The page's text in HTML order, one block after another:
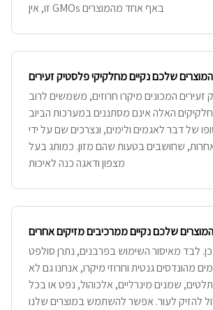
זו, אין GMOs באף אחד מהמוצרים
זעירים המכונים מיקרו חרוזים, משמשים לרוב
האלה אינם מסתננים במערכות הביוב
של דבר לאגמים ולימים, ונצרכים שם על ידי
אחרות, שחושבים בטעות שהם מזון. כמותג בעל
מצפון ודאגה כנה לאיכות
כן. לבד מאיסור השימוש בפרבנים, נתרן סולפט (SLS/SLES),
מהונדסים גנטית וחרוזי מיקרו, אנחנו גם לא
שמנים מינרליים, אלכוהול, נפט או בכל
להזיק לעור. אפשר להשתמש במוצרים שלנו